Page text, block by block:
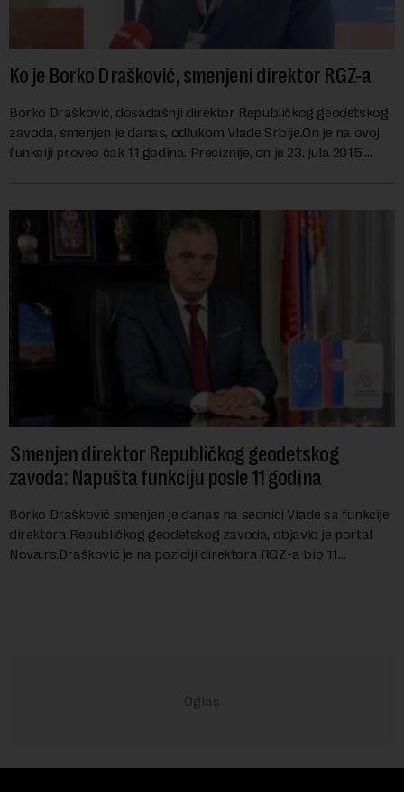
Ko je Borko Drašković, smenjeni direktor RGZ-a
Borko Drašković, dosadašnji direktor Republičkog geodetskog
zavoda, smenjen je danas, odlukom Vlade Srbije.On je na ovoj
funkciji proveo čak 11 godina. Preciznije, on je 23. jula 2015.
Smenjen direktor Republičkog geodetskog
zavoda: Napušta funkciju posle 11 godina
Borko Drašković smenjen je danas na sednici Vlade sa funkcije
direktora Republičkog geodetskog zavoda, objavio je portal
Nova.rs.Drašković je na poziciji direktora RGZ-a bio 11